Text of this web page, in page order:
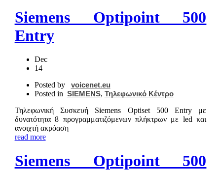
Siemens Optipoint 500
Entry
Dec
14
Posted by
voicenet.eu
Posted in SIEMENS, Τηλεφωνικό Κέντρο
Τηλεφωνική Συσκευή Siemens Optiset 500 Entry με
δυνατότητα 8 προγραμματιζόμενων πλήκτρων με led και
ανοιχτή ακρόαση
read more
Siemens Optipoint 500